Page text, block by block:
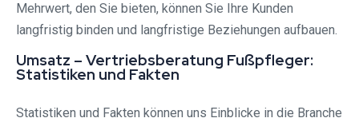
Mehrwert, den Sie bieten, können Sie Ihre Kunden
langfristig binden und langfristige Beziehungen aufbauen.
Umsatz – Vertriebsberatung Fußpfleger:
Statistiken und Fakten
Statistiken und Fakten können uns Einblicke in die Branche